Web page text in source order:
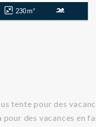
230 m²
tente pour des
des vacances en